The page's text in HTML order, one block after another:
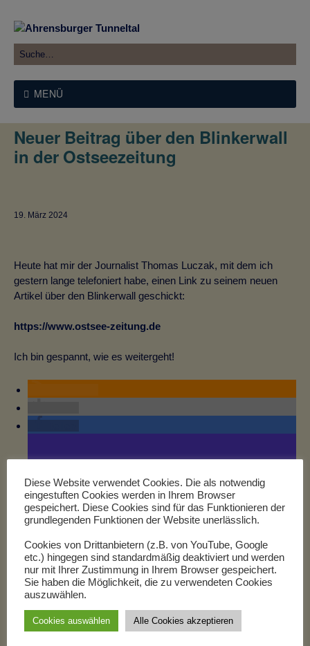
MENÜ
Neuer Beitrag über den Blinkerwall
in der Ostseezeitung
19. März 2024
Heute hat mir der Journalist Thomas Luczak, mit dem ich
gestern lange telefoniert habe, einen Link zu seinem neuen
Artikel über den Blinkerwall geschickt:
https://www.ostsee-zeitung.de
Ich bin gespannt, wie es weitergeht!
teilen
teilen
Kalenderblatt April
ZDF Doku über Megalith-
Diese Website verwendet Cookies. Die als notwendig
eingestuften Cookies werden in Ihrem Browser
gespeichert. Diese Cookies sind für das Funktionieren der
grundlegenden Funktionen der Website unerlässlich.
Cookies von Drittanbietern (z.B. von YouTube, Google
etc.) hingegen sind standardmäßig deaktiviert und werden
nur mit Ihrer Zustimmung in Ihrem Browser gespeichert.
Sie haben die Möglichkeit, die zu verwendeten Cookies
auszuwählen.
Cookies auswählen Alle Cookies akzeptieren